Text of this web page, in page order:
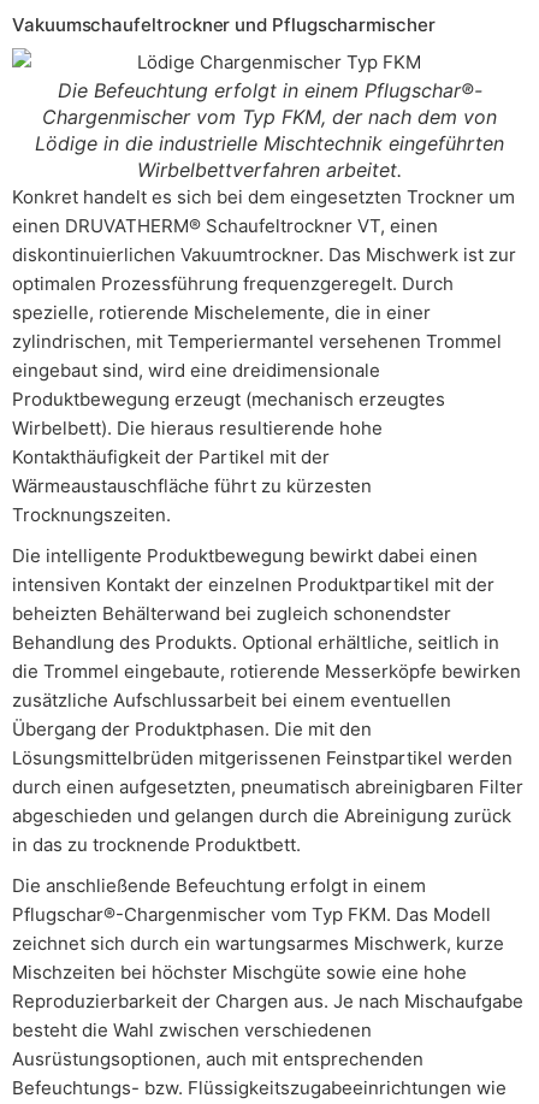
Vakuumschaufeltrockner und Pflugscharmischer
Die Befeuchtung erfolgt in einem Pflugschar®-
Chargenmischer vom Typ FKM, der nach dem von
Lödige in die industrielle Mischtechnik eingeführten
Wirbelbettverfahren arbeitet.
Konkret handelt es sich bei dem eingesetzten Trockner um
einen DRUVATHERM® Schaufeltrockner VT, einen
diskontinuierlichen Vakuumtrockner. Das Mischwerk ist zur
optimalen Prozessführung frequenzgeregelt. Durch
spezielle, rotierende Mischelemente, die in einer
zylindrischen, mit Temperiermantel versehenen Trommel
eingebaut sind, wird eine dreidimensionale
Produktbewegung erzeugt (mechanisch erzeugtes
Wirbelbett). Die hieraus resultierende hohe
Kontakthäufigkeit der Partikel mit der
Wärmeaustauschfläche führt zu kürzesten
Trocknungszeiten.
Die intelligente Produktbewegung bewirkt dabei einen
intensiven Kontakt der einzelnen Produktpartikel mit der
beheizten Behälterwand bei zugleich schonendster
Behandlung des Produkts. Optional erhältliche, seitlich in
die Trommel eingebaute, rotierende Messerköpfe bewirken
zusätzliche Aufschlussarbeit bei einem eventuellen
Übergang der Produktphasen. Die mit den
Lösungsmittelbrüden mitgerissenen Feinstpartikel werden
durch einen aufgesetzten, pneumatisch abreinigbaren Filter
abgeschieden und gelangen durch die Abreinigung zurück
in das zu trocknende Produktbett.
Die anschließende Befeuchtung erfolgt in einem
Pflugschar®-Chargenmischer vom Typ FKM. Das Modell
zeichnet sich durch ein wartungsarmes Mischwerk, kurze
Mischzeiten bei höchster Mischgüte sowie eine hohe
Reproduzierbarkeit der Chargen aus. Je nach Mischaufgabe
besteht die Wahl zwischen verschiedenen
Ausrüstungsoptionen, auch mit entsprechenden
Befeuchtungs- bzw. Flüssigkeitszugabeeinrichtungen wie